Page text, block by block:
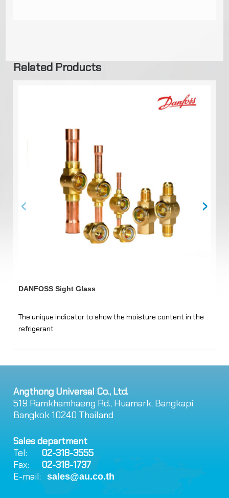
Related Products
DANFOSS Sight Glass
The unique indicator to show the moisture content in the
refrigerant
‹ ›
Angthong Universal Co., Ltd.
519 Ramkhamhaeng Rd., Huamark, Bangkapi
Bangkok 10240 Thailand
Sales department
Tel:
02-318-3555
Fax:
02-318-1737
E-mail:sales@au.co.th